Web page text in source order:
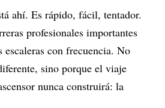
ahí. Es rápido, fácil, tentador.
profesionales importantes
escaleras con frecuencia. No
sino porque el viaje
nunca construirá: la